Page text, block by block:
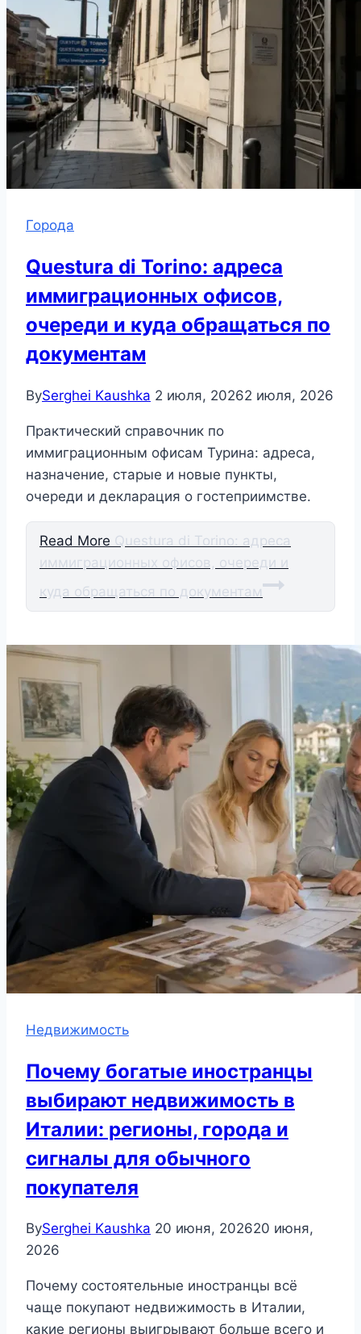
Города
Questura di Torino: адреса
иммиграционных офисов,
очереди и куда обращаться по
документам
BySerghei Kaushka 2 июля, 20262 июля, 2026
Практический справочник по
иммиграционным офисам Турина: адреса,
назначение, старые и новые пункты,
очереди и декларация о гостеприимстве.
Read More Questura di Torino: адреса
иммиграционных офисов, очереди и
куда обращаться по документам
Недвижимость
Почему богатые иностранцы
выбирают недвижимость в
Италии: регионы, города и
сигналы для обычного
покупателя
BySerghei Kaushka 20 июня, 202620 июня,
2026
Почему состоятельные иностранцы всё
чаще покупают недвижимость в Италии,
какие регионы выигрывают больше всего и